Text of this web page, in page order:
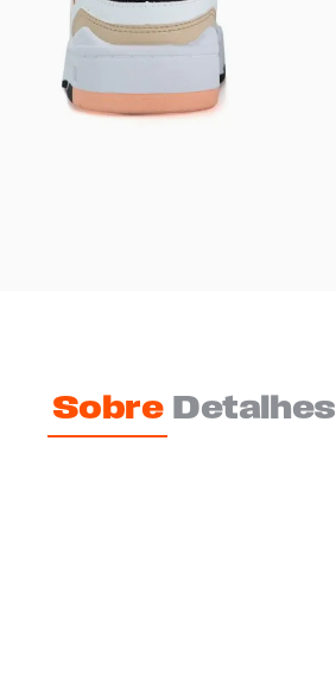
Sobre Detalhes